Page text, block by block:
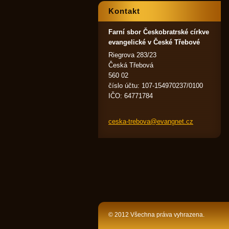
Kontakt
Farní sbor Českobratrské církve
evangelické v České Třebové
Riegrova 283/23
Česká Třebová
560 02
číslo účtu: 107-154970237/0100
IČO: 64771784
ceska-trebova@evangnet.cz
© 2012 Všechna práva vyhrazena.